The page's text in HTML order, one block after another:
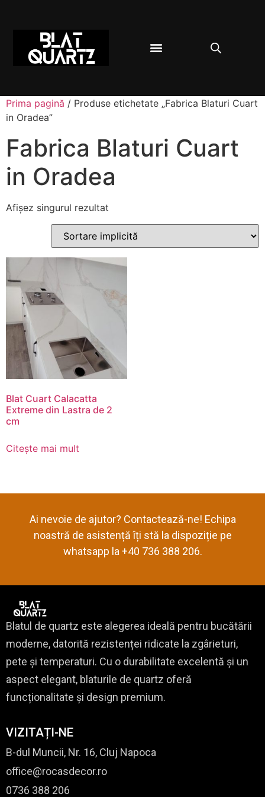
Prima pagină / Produse etichetate „Fabrica Blaturi Cuart
in Oradea”
Fabrica Blaturi Cuart
in Oradea
Afișez singurul rezultat
Blat Cuart Calacatta
Extreme din Lastra de 2
cm
Citește mai mult
Ai nevoie de ajutor? Contactează-ne! Echipa
noastră de asistență îți stă la dispoziție pe
whatsapp la +40 736 388 206.
Blatul de quartz este alegerea ideală pentru bucătării
moderne, datorită rezistenței ridicate la zgârieturi,
pete și temperaturi. Cu o durabilitate excelentă și un
aspect elegant, blaturile de quartz oferă
funcționalitate și design premium.
VIZITAȚI-NE
B-dul Muncii, Nr. 16, Cluj Napoca
office@rocasdecor.ro
0736 388 206